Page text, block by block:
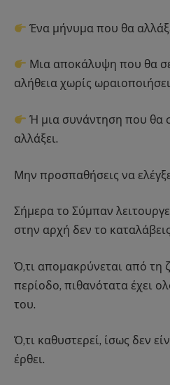
Ένα μήνυμα που θα
Μια αποκάλυψη που θα σε
αλήθεια χωρίς
Ή μια συνάντηση που θα
αλλάξει.
Μην προσπαθήσεις να
Σήμερα το Σύμπαν
στην αρχή δεν το
Ό,τι απομακρύνεται από τη
περίοδο, πιθανότατα έχει
του.
Ό,τι καθυστερεί, ίσως δεν
έρθει.